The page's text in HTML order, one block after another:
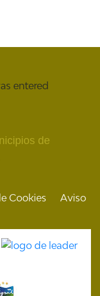
entered
de
Cookies
Aviso